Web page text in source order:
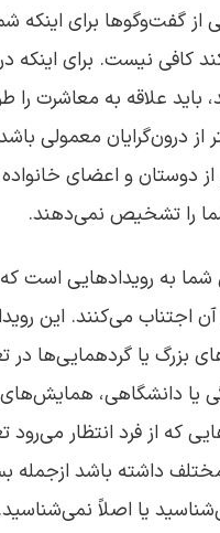
گفت‌وگوها برای اینکه
کافی نیست. برای اینکه
باید علاقه به معاشرت را
از درون‌گرایان معمولی
از دوستان و اعضای
را تشخیص نمی‌دهند.
به رویدادهایی است که
آن اجتناب می‌کنند. این
بزرگ یا گردهمایی‌ها در
یا دانشگاهی،
که از فرد انتظار می‌رود
مختلف داشته باشد ازجمله
یا اصلاً نمی‌شناسید.